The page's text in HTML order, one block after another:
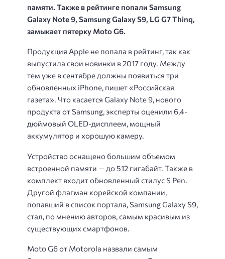
памяти. Также в рейтинге попали Samsung
Galaxy Note 9, Samsung Galaxy S9, LG G7 Thinq,
замыкает пятерку Moto G6.
Продукция Apple не попала в рейтинг, так как
выпустила свои новинки в 2017 году. Между
тем уже в сентябре должны появиться три
обновленных iPhone, пишет «Российская
газета». Что касается Galaxy Note 9, нового
продукта от Samsung, эксперты оценили 6,4-
дюймовый OLED-дисплеем, мощный
аккумулятор и хорошую камеру.
Устройство оснащено большим объемом
встроенной памяти — до 512 гигабайт. Также в
комплект входит обновленный стилус S Pen.
Другой флагман корейской компании,
попавший в список портала, Samsung Galaxy S9,
стал, по мнению авторов, самым красивым из
существующих смартфонов.
Moto G6 от Motorola назвали самым